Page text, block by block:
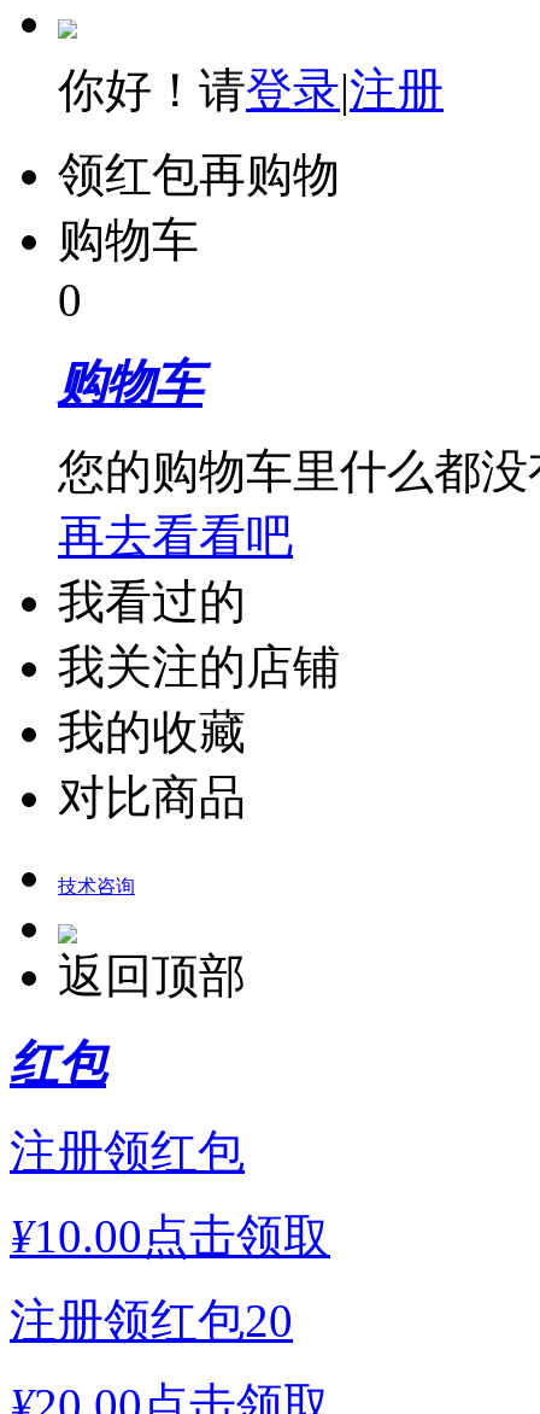
你好！请登录|注册
领红包再购物
购物车
0
购物车
您的购物车里什么都没
再去看看吧
我看过的
我关注的店铺
我的收藏
对比商品
技术咨询
返回顶部
红包
注册领红包
¥10.00点击领取
注册领红包20